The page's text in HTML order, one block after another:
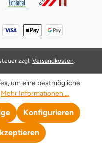
zzgl. Versandkosten.
um eine bestmögliche
Mehr Informationen ...
Konfigurieren